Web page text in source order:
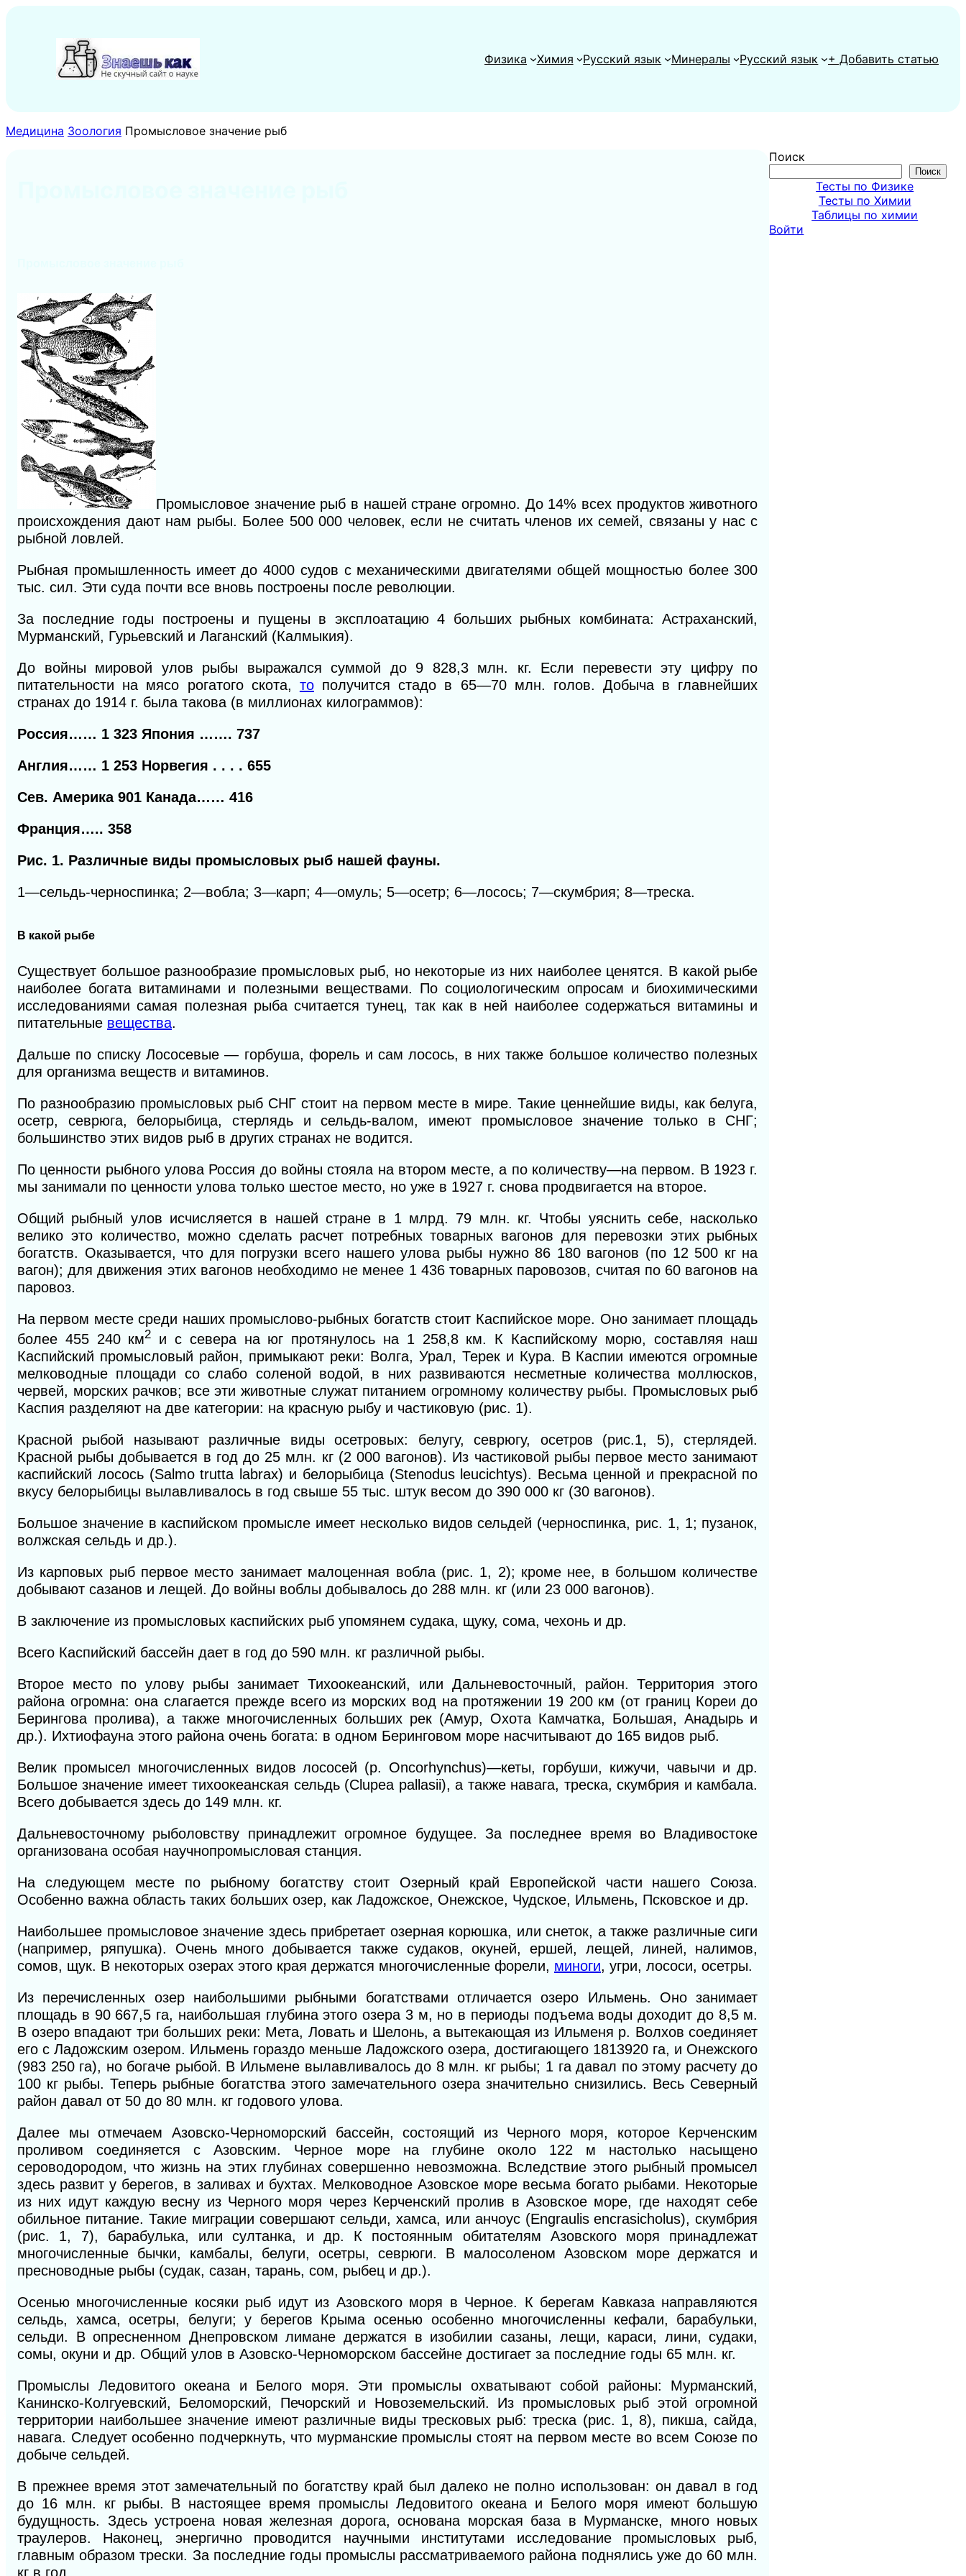
содержимому
Физика
Химия Русский язык Минералы Русский язык + Добавить статью
Медицина Зоология Промысловое значение рыб
Промысловое значение рыб в нашей стране огромно. До 14% всех продуктов животного
происхождения дают нам рыбы. Более 500 000 человек, если не считать членов их семей, связаны у нас с
рыбной ловлей.
Рыбная промышленность имеет до 4000 судов с механическими двигателями общей мощностью более 300
тыс. сил. Эти суда почти все вновь построены после революции.
За последние годы построены и пущены в эксплоатацию 4 больших рыбных комбината: Астраханский,
Мурманский, Гурьевский и Лаганский (Калмыкия).
До войны мировой улов рыбы выражался суммой до 9 828,3 млн. кг. Если перевести эту цифру по
питательности на мясо рогатого скота, тополучится стадо в 65—70 млн. голов. Добыча в главнейших
странах до 1914 г. была такова (в миллионах килограммов):
Россия…… 1 323 Япония ……. 737
Англия…… 1 253 Норвегия . . . . 655
Сев. Америка 901 Канада…… 416
Франция….. 358
Рис. 1. Различные виды промысловых рыб нашей фауны.
1—сельдь-черноспинка; 2—вобла; 3—карп; 4—омуль; 5—осетр; 6—лосось; 7—скумбрия; 8—треска.
В какой рыбе
Существует большое разнообразие промысловых рыб, но некоторые из них наиболее ценятся. В какой рыбе
наиболее богата витаминами и полезными веществами. По социологическим опросам и биохимическими
исследованиями самая полезная рыба считается тунец, так как в ней наиболее содержаться витамины и
питательные вещества.
Дальше по списку Лососевые — горбуша, форель и сам лосось, в них также большое количество полезных
для организма веществ и витаминов.
По разнообразию промысловых рыб СНГ стоит на первом месте в мире. Такие ценнейшие виды, как белуга,
осетр, севрюга, белорыбица, стерлядь и сельдь-валом, имеют промысловое значение только в СНГ;
большинство этих видов рыб в других странах не водится.
По ценности рыбного улова Россия до войны стояла на втором месте, а по количеству—на первом. В 1923 г.
мы занимали по ценности улова только шестое место, но уже в 1927 г. снова продвигается на второе.
Общий рыбный улов исчисляется в нашей стране в 1 млрд. 79 млн. кг. Чтобы уяснить себе, насколько
велико это количество, можно сделать расчет потребных товарных вагонов для перевозки этих рыбных
богатств. Оказывается, что для погрузки всего нашего улова рыбы нужно 86 180 вагонов (по 12 500 кг на
вагон); для движения этих вагонов необходимо не менее 1 436 товарных паровозов, считая по 60 вагонов на
паровоз.
На первом месте среди наших промыслово-рыбных богатств стоит Каспийское море. Оно занимает площадь
более 455 240 км2
и с севера на юг протянулось на 1 258,8 км. К Каспийскому морю, составляя наш
Каспийский промысловый район, примыкают реки: Волга, Урал, Терек и Кура. В Каспии имеются огромные
мелководные площади со слабо соленой водой, в них развиваются несметные количества моллюсков,
червей, морских рачков; все эти животные служат питанием огромному количеству рыбы. Промысловых рыб
Каспия разделяют на две категории: на красную рыбу и частиковую (рис. 1).
Красной рыбой называют различные виды осетровых: белугу, севрюгу, осетров (рис.1, 5), стерлядей.
Красной рыбы добывается в год до 25 млн. кг (2 000 вагонов). Из частиковой рыбы первое место занимают
каспийский лосось (Salmo trutta labrax) и белорыбица (Stenodus leucichtys). Весьма ценной и прекрасной по
вкусу белорыбицы вылавливалось в год свыше 55 тыс. штук весом до 390 000 кг (30 вагонов).
Большое значение в каспийском промысле имеет несколько видов сельдей (черноспинка, рис. 1, 1; пузанок,
волжская сельдь и др.).
Из карповых рыб первое место занимает малоценная вобла (рис. 1, 2); кроме нее, в большом количестве
добывают сазанов и лещей. До войны воблы добывалось до 288 млн. кг (или 23 000 вагонов).
В заключение из промысловых каспийских рыб упомянем судака, щуку, сома, чехонь и др.
Всего Каспийский бассейн дает в год до 590 млн. кг различной рыбы.
Второе место по улову рыбы занимает Тихоокеанский, или Дальневосточный, район. Территория этого
района огромна: она слагается прежде всего из морских вод на протяжении 19 200 км (от границ Кореидо
Берингова пролива), а также многочисленных больших рек (Амур, Охота Камчатка, Большая, Анадырь и
др.). Ихтиофауна этого района очень богата: в одном Беринговом море насчитывают до 165 видов рыб.
Велик промысел многочисленных видов лососей (p. Oncorhynchus)—кеты, горбуши, кижучи, чавычи и др.
Большое значение имеет тихоокеанская сельдь (Clupea pallasii), а также навага, треска, скумбрия и камбала.
Всего добывается здесь до 149 млн. кг.
Дальневосточному рыболовству принадлежит огромное будущее. За последнее время во Владивостоке
организована особая научнопромысловая станция.
На следующем месте по рыбному богатству стоит Озерный край Европейской части нашего Союза.
Особенно важна область таких больших озер, как Ладожское, Онежское, Чудское, Ильмень, Псковское и др.
Наибольшее промысловое значение здесь прибретает озерная корюшка, или снеток, а также различные сиги
(например, ряпушка). Очень много добывается также судаков, окуней, ершей, лещей, линей, налимов,
сомов, щук. В некоторых озерах этого края держатся многочисленные форели, миноги, угри, лососи, осетры.
Из перечисленных озер наибольшими рыбными богатствами отличается озеро Ильмень. Оно занимает
площадь в 90 667,5 га, наибольшая глубина этого озера 3 м, но в периоды подъема воды доходит до 8,5 м.
В озеро впадают три больших реки: Мета, Ловать и Шелонь, а вытекающая из Ильменя р. Волхов соединяет
его с Ладожским озером. Ильмень гораздо меньше Ладожского озера, достигающего 1813920 га, и Онежского
(983 250 га), но богаче рыбой. В Ильмене вылавливалось до 8 млн. кг рыбы; 1 га давал по этому расчету до
100 кг рыбы. Теперь рыбные богатства этого замечательного озера значительно снизились. Весь Северный
район давал от 50 до 80 млн. кг годового улова.
Далее мы отмечаем Азовско-Черноморский бассейн, состоящий из Черного моря, которое Керченским
проливом соединяется с Азовским. Черное море на глубине около 122 м настолько насыщено
сероводородом, что жизнь на этих глубинах совершенно невозможна. Вследствие этого рыбный промысел
здесь развит у берегов, в заливах и бухтах. Мелководное Азовское море весьма богато рыбами. Некоторые
из них идут каждую весну из Черного моря через Керченский пролив в Азовское море, где находят себе
обильное питание. Такие миграции совершают сельди, хамса, или анчоус (Engraulis encrasicholus), скумбрия
(рис. 1, 7), барабулька, или султанка, и др. К постоянным обитателям Азовского моря принадлежат
многочисленные бычки, камбалы, белуги, осетры, севрюги. В малосоленом Азовском море держатся и
пресноводные рыбы (судак, сазан, тарань, сом, рыбец и др.).
Осенью многочисленные косяки рыб идут из Азовского моря в Черное. К берегам Кавказа направляются
сельдь, хамса, осетры, белуги; у берегов Крыма осенью особенно многочисленны кефали, барабульки,
сельди. В опресненном Днепровском лимане держатся в изобилии сазаны, лещи, караси, лини, судаки,
сомы, окуни и др. Общий улов в Азовско-Черноморском бассейне достигает за последние годы 65 млн. кг.
Промыслы Ледовитого океана и Белого моря. Эти промыслы охватывают собой районы: Мурманский,
Канинско-Колгуевский, Беломорский, Печорский и Новоземельский. Из промысловых рыб этой огромной
территории наибольшее значение имеют различные виды тресковых рыб: треска (рис. 1, 8), пикша, сайда,
навага. Следует особенно подчеркнуть, что мурманские промыслы стоят на первом месте во всем Союзе по
добыче сельдей.
В прежнее время этот замечательный по богатству край был далеко не полно использован: он давал в год
до 16 млн. кг рыбы. В настоящее время промыслы Ледовитого океана и Белого моря имеют большую
будущность. Здесь устроена новая железная дорога, основана морская база в Мурманске, много новых
траулеров. Наконец, энергично проводится научными институтами исследование промысловых рыб,
главным образом трески. За последние годы промыслы рассматриваемого района поднялись уже до 60 млн.
кг в год.
Поиск
Поиск
Тесты по Физике
Тесты по Химии
Таблицы по химии
Войти